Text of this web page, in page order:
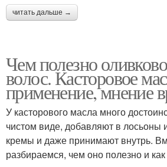
читать дальше →
Чем полезно
волос. Касторовое
применение, мнение
У касторового масла много
чистом виде, добавляют в
кремы и даже принимают внутрь.
разбираемся, чем оно полезно и как